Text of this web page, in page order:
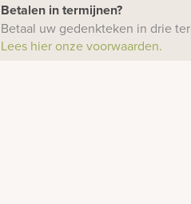
Betalen in termijnen?
Betaal uw gedenkteken in drie
Lees hier onze voorwaarden.